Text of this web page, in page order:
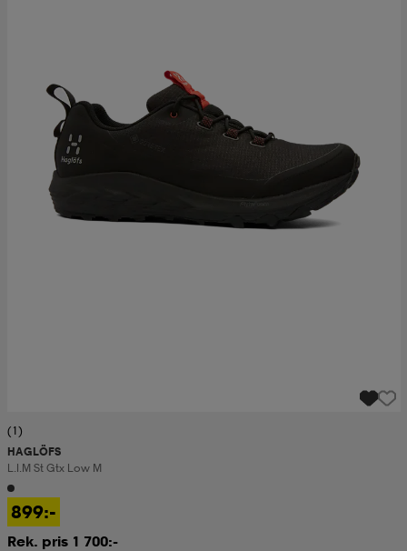
(1)
HAGLÖFS
L.i.m St Gtx Low M
899:-
Rek. pris 1 700:-